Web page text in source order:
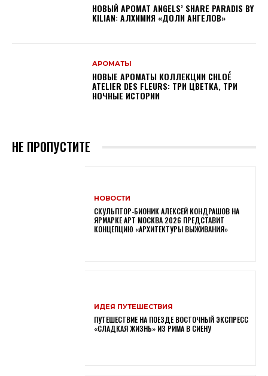
НОВЫЙ АРОМАТ ANGELS’ SHARE PARADIS BY
KILIAN: АЛХИМИЯ «ДОЛИ АНГЕЛОВ»
АРОМАТЫ
НОВЫЕ АРОМАТЫ КОЛЛЕКЦИИ CHLOÉ
ATELIER DES FLEURS: ТРИ ЦВЕТКА, ТРИ
НОЧНЫЕ ИСТОРИИ
НЕ ПРОПУСТИТЕ
НОВОСТИ
СКУЛЬПТОР-БИОНИК АЛЕКСЕЙ КОНДРАШОВ НА
ЯРМАРКЕ АРТ МОСКВА 2026 ПРЕДСТАВИТ
КОНЦЕПЦИЮ «АРХИТЕКТУРЫ ВЫЖИВАНИЯ»
ИДЕЯ ПУТЕШЕСТВИЯ
ПУТЕШЕСТВИЕ НА ПОЕЗДЕ ВОСТОЧНЫЙ ЭКСПРЕСС
«СЛАДКАЯ ЖИЗНЬ» ИЗ РИМА В СИЕНУ